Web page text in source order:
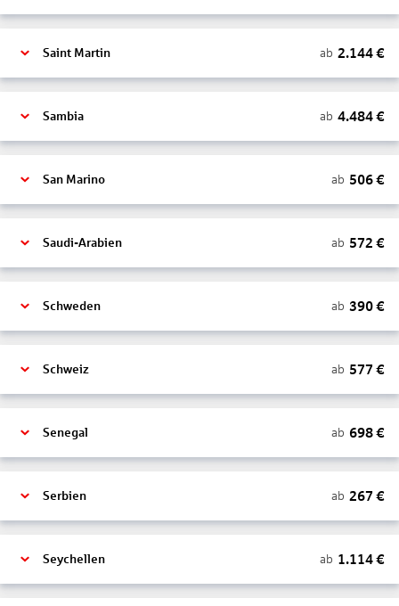
Saint Martin ab 2.144€
Sambia ab 4.484€
San Marino ab 506€
Saudi-Arabien ab 572 €
Schweden ab 390€
Schweiz ab 577 €
Senegal ab 698€
Serbien ab 267 €
Seychellen ab 1.114€